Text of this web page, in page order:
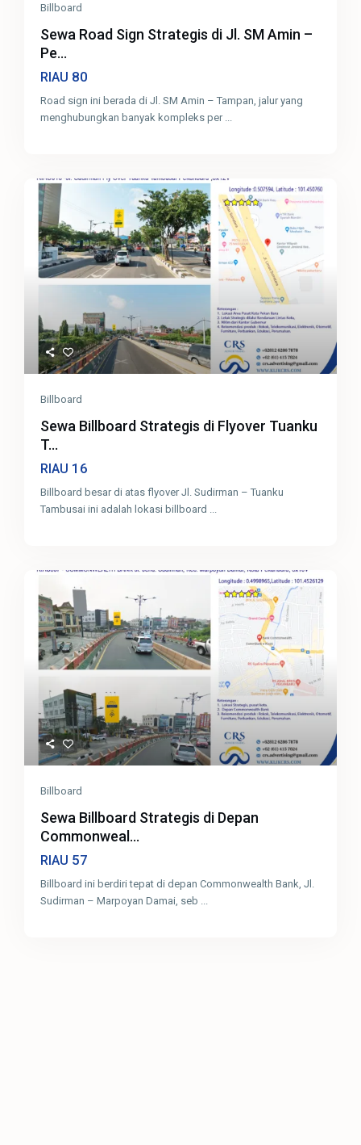
Billboard
Sewa Road Sign Strategis di Jl. SM Amin –
Pe...
RIAU 80
Road sign ini berada di Jl. SM Amin – Tampan, jalur yang
menghubungkan banyak kompleks per
Billboard
Sewa Billboard Strategis di Flyover Tuanku
T...
RIAU 16
Billboard besar di atas flyover Jl. Sudirman – Tuanku
Tambusai ini adalah lokasi billboard
Billboard
Sewa Billboard Strategis di Depan
Commonweal...
RIAU 57
Billboard ini berdiri tepat di depan Commonwealth Bank, Jl.
Sudirman – Marpoyan Damai, seb ...